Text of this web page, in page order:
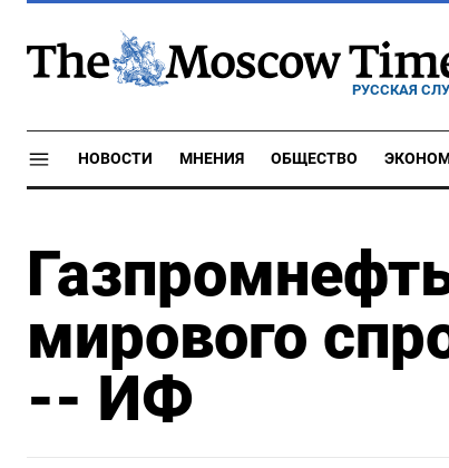
РУССКАЯ
НОВОСТИ МНЕНИЯ ОБЩЕСТВО
мирового
-- ИФ